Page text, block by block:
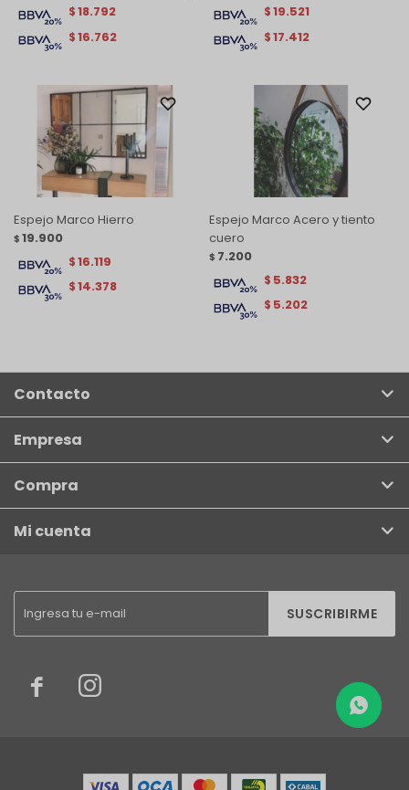
$16.762
$18.792
$17.412
$19.521
Espejo Marco Hierro
$ 19.900
$14.378
$16.119
Espejo Marco Acero y tiento
cuero
$ 7.200
$ 5.202
$ 5.832
SUSCRIBIRME
 
Contacto
Empresa
Compra
Mi cuenta